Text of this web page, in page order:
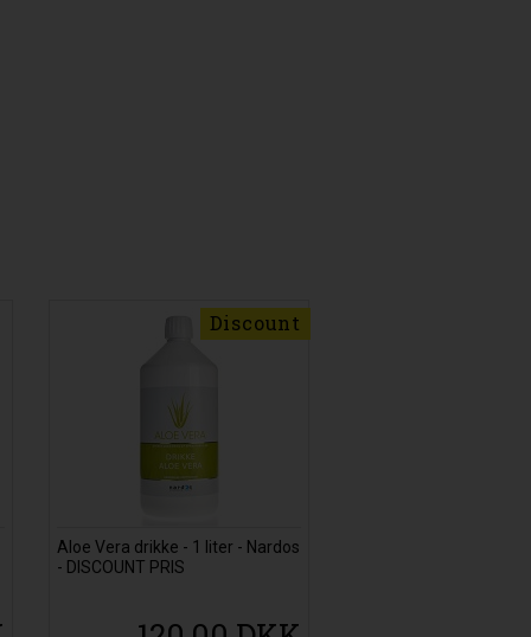
Discount
Aloe Vera drikke - 1 liter - Nardos
- DISCOUNT PRIS